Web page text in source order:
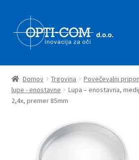
Skip
to
navigation
Skip
to
content
Prodajni program
Novice
Domov Trgovina Povečevalni
lupe - enostavne
Lupa – enostavna,
2,4x, premer 85mm